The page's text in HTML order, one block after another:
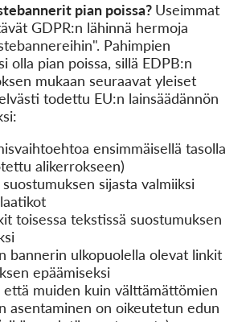
pian poissa? Useimmat
GDPR:n lähinnä hermoja
Pahimpien
olla pian poissa, sillä EDPB:n
mukaan seuraavat yleiset
todettu EU:n lainsäädännön
ensimmäisellä tasolla
alikerrokseen)
sijasta valmiiksi
toisessa tekstissä suostumuksen
bannerin ulkopuolella olevat linkit
epäämiseksi
että muiden kuin välttämättömien
asentaminen on oikeutetun edun